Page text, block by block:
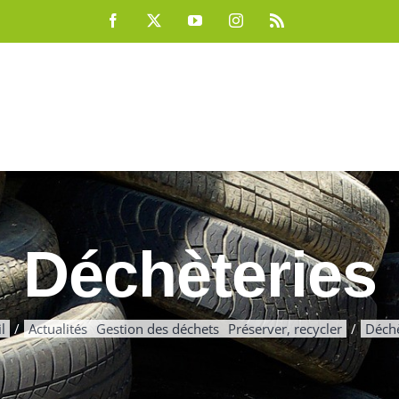
Facebook YouTubeInstagram
Déchèteries
Actualités Gestion des déchets Préserver, recycler